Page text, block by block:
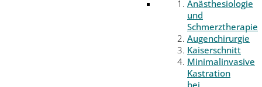
Anästhesiologie
und
Schmerztherapie
Augenchirurgie
Kaiserschnitt
Minimalinvasive
Kastration
bei